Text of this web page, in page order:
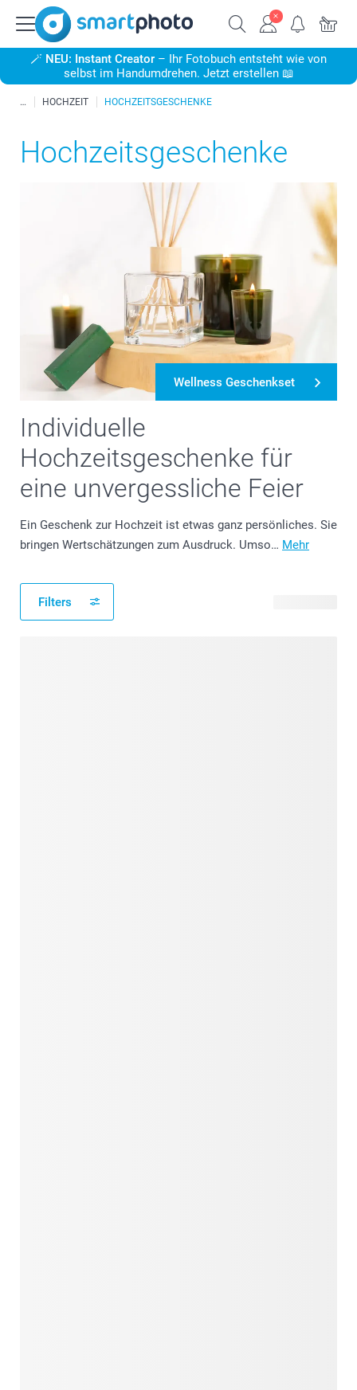
🪄 NEU: Instant Creator – Ihr Fotobuch entsteht wie von
selbst im Handumdrehen. Jetzt erstellen 📖
HOCHZEIT HOCHZEITSGESCHENKE
Hochzeitsgeschenke
Individuelle
Hochzeitsgeschenke für
eine unvergessliche Feier
Ein Geschenk zur Hochzeit ist etwas ganz persönliches. Sie
bringen Wertschätzungen zum Ausdruck. Umso… Mehr
Wellness Geschenkset
Filters